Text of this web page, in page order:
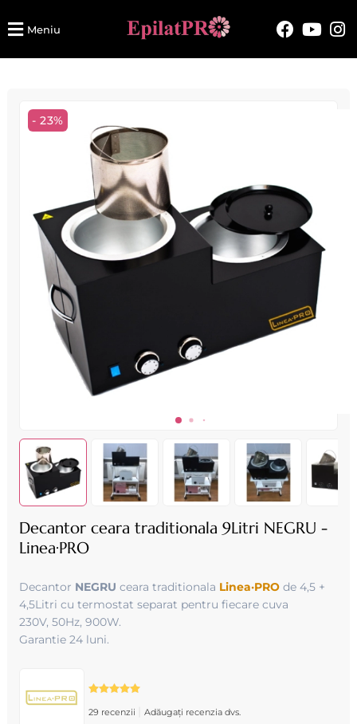
Meniu
- 23%
Decantor ceara traditionala 9Litri NEGRU -
Linea·PRO
Decantor NEGRU ceara traditionala Linea·PROde 4,5 +
4,5Litri cu termostat separat pentru fiecare cuva
230V, 50Hz, 900W.
Garantie 24 luni.
29 recenzii Adăugați recenzia dvs.